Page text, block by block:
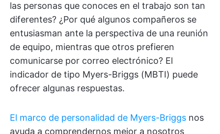
las personas que conoces en el trabajo son tan
diferentes? ¿Por qué algunos compañeros se
entusiasman ante la perspectiva de una reunión
de equipo, mientras que otros prefieren
comunicarse por correo electrónico? El
indicador de tipo Myers-Briggs (MBTI) puede
ofrecer algunas respuestas.
El marco de personalidad de Myers-Briggs nos
ayuda a comprendernos mejor a nosotros